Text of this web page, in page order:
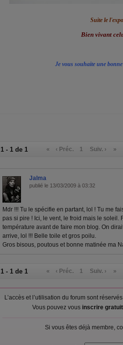
Suite le l'expo
Bien vivant
Je vous souhaite une
1 - 1 de 1 « ‹ Préc. 1 Suiv. › »
Jalma
publié le 13/03/2009 à 03:32
Mdr !!! Tu le spécifie en partant, lol ! Tu me
pas si pire ! Ici, le vent, le froid mais le soleil.
température avant de faire mon blog. On
arrive, lol !!! Belle toile et gros poilu.
Gros bisous, poutous et bonne matinée ma
1 - 1 de 1 « ‹ Préc. 1 Suiv. › »
L’accès et l’utilisation du forum sont
Vous pouvez vous inscrire
Si vous êtes déjà membre,